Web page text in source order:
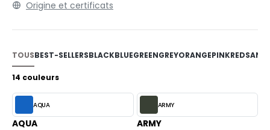
SHOPPING
VETEMENTS
Origine et certificats
TOUSBEST-SELLERSBLACKBLUEGREENGREYORANGEPINKREDSAND
14 couleurs
AQUA
AQUA
ARMY
ARMY